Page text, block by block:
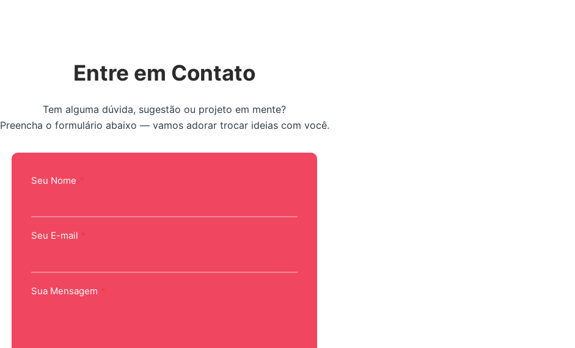
Entre em Contato
Tem alguma dúvida, sugestão ou projeto em mente?
Preencha o formulário abaixo — vamos adorar trocar ideias com você.
Seu Nome *
Seu E-mail *
Sua Mensagem *